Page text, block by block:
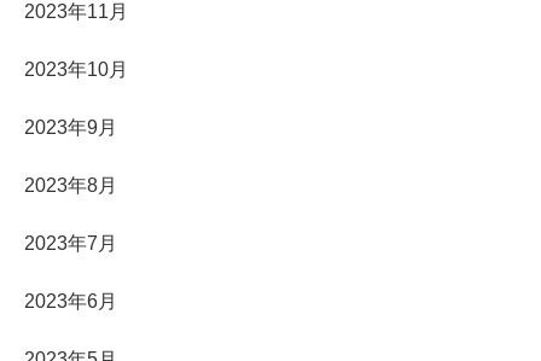
2023年11月
2023年10月
2023年9月
2023年8月
2023年7月
2023年6月